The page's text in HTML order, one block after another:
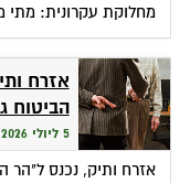
מחלוקת עקרונית: מתי
אזרח
הביטוח
5 ליולי 2026
אזרח ותיק, נכנס ל"הר